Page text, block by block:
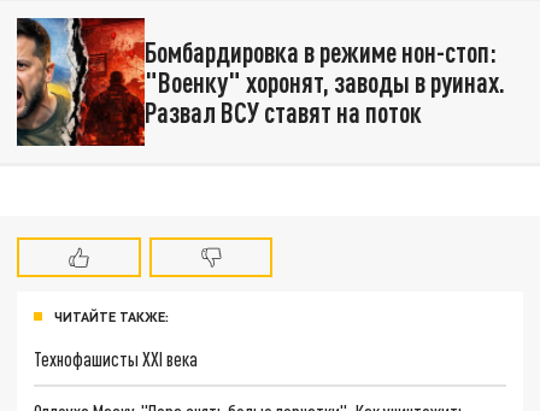
Бомбардировка в режиме нон-стоп:
"Военку" хоронят, заводы в руинах.
Развал ВСУ ставят на поток
ЧИТАЙТЕ ТАКЖЕ:
Технофашисты XXI века